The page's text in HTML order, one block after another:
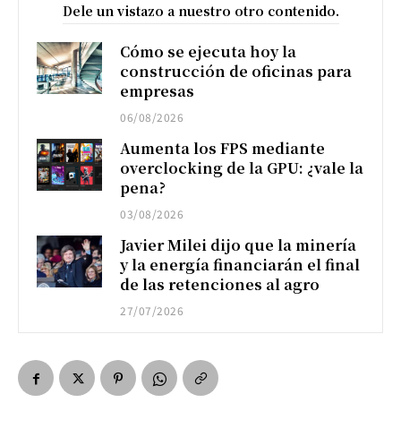
Dele un vistazo a nuestro otro contenido.
Cómo se ejecuta hoy la
construcción de oficinas para
empresas
06/08/2026
Aumenta los FPS mediante
overclocking de la GPU: ¿vale la
pena?
03/08/2026
Javier Milei dijo que la minería
y la energía financiarán el final
de las retenciones al agro
27/07/2026